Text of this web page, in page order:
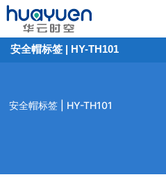
安全帽标签 | HY-TH101
安全帽标签 | HY-TH101